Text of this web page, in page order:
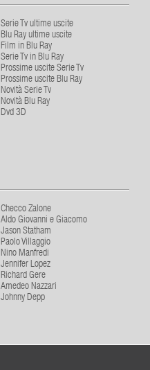
Serie Tv ultime uscite
Blu Ray ultime uscite
Film in Blu Ray
Serie Tv in Blu Ray
Prossime uscite Serie Tv
Prossime uscite Blu Ray
Novità Serie Tv
Novità Blu Ray
Dvd 3D
Checco Zalone
Aldo Giovanni e Giacomo
Jason Statham
Paolo Villaggio
Nino Manfredi
Jennifer Lopez
Richard Gere
Amedeo Nazzari
Johnny Depp